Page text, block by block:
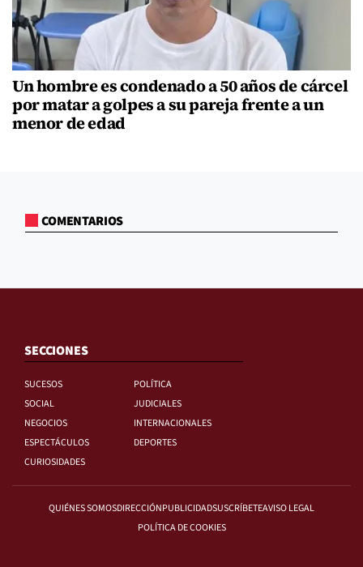
Un hombre es condenado a 50 años de cárcel
por matar a golpes a su pareja frente a un
menor de edad
COMENTARIOS
SECCIONES
SUCESOS
POLÍTICA
SOCIAL
JUDICIALES
NEGOCIOS
INTERNACIONALES
ESPECTÁCULOS
DEPORTES
CURIOSIDADES
QUIÉNES SOMOSDIRECCIÓNPUBLICIDADSUSCRÍBETEAVISO LEGAL
POLÍTICA DE COOKIES